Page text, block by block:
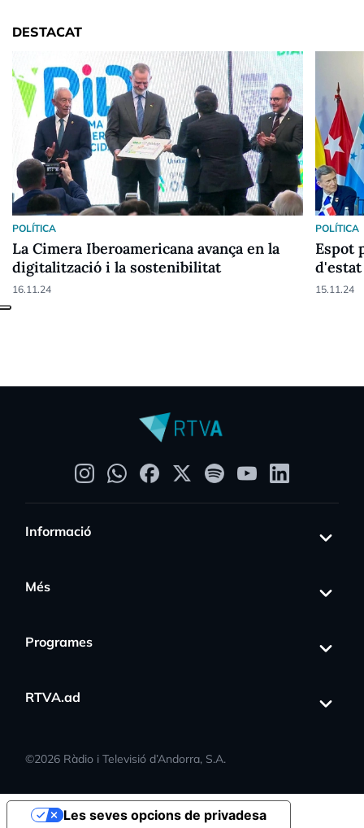
DESTACAT
POLÍTICA
La Cimera Iberoamericana avança en la
digitalització i la sostenibilitat
16.11.24
POLÍTICA
Espot
15.11.24
Informació
Més
Programes
RTVA.ad
©2026 Ràdio i Televisió d’Andorra, S.A.
Les seves opcions de privadesa